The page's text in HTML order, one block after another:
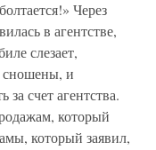
Через
в агентстве,
слезает,
и
за счет агентства.
который
который заявил,